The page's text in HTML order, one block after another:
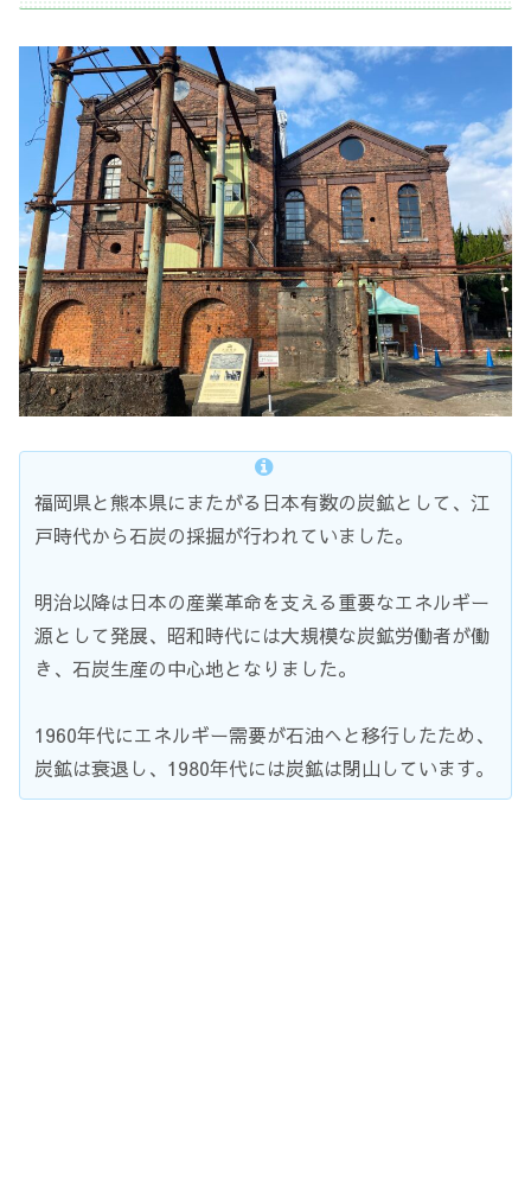
福岡県と熊本県にまたがる日本有数の炭鉱として、江
戸時代から石炭の採掘が行われていました。
明治以降は日本の産業革命を支える重要なエネルギー
源として発展、昭和時代には大規模な炭鉱労働者が働
き、石炭生産の中心地となりました。
1960年代にエネルギー需要が石油へと移行したため、
炭鉱は衰退し、1980年代には炭鉱は閉山しています。